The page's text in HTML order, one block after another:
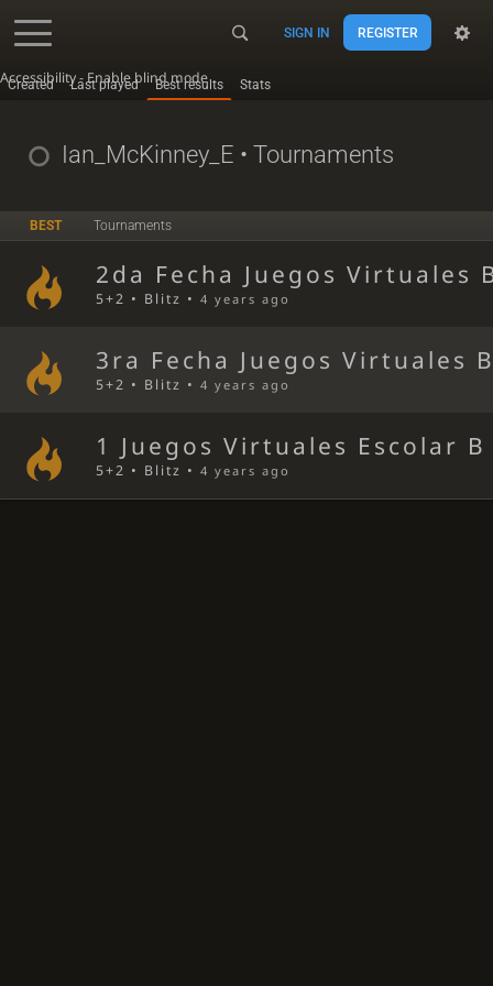
Accessibility - Enable blind mode
SIGN IN REGISTER
Created Last played Best results Stats
Ian_McKinney_E • Tournaments
BEST Tournaments
2da Fecha Juegos Virtuales
5+2 • Blitz •4 years ago
3ra Fecha Juegos Virtuales
5+2 • Blitz •4 years ago
1 Juegos Virtuales Escolar
5+2 • Blitz •4 years ago